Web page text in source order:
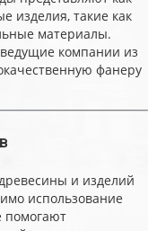
изделия, такие как
материалы.
компании из
фанеру
и изделий
использование
помогают